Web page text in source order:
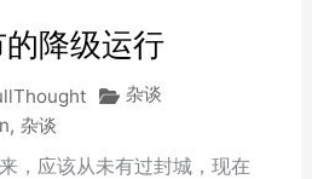
降级运行
杂谈
, 杂谈
，应该从未有过封城，现在